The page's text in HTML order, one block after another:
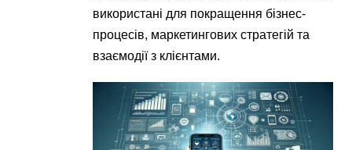
використані для покращення бізнес-
процесів, маркетингових стратегій та
взаємодії з клієнтами.